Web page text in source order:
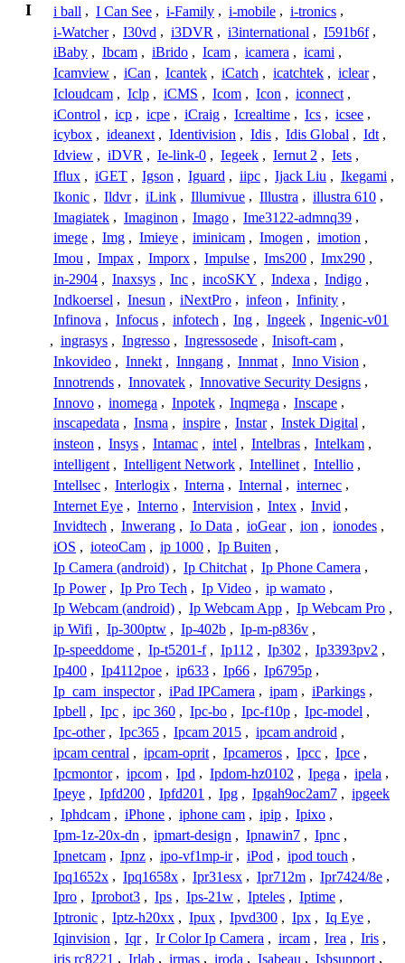
I i ball , I Can See , i-Family , i-mobile , i-tronics ,
i-Watcher , I30vd , i3DVR , i3international , I591b6f ,
iBaby , Ibcam , iBrido , Icam , icamera , icami ,
Icamview , iCan , Icantek , iCatch , icatchtek , iclear ,
Icloudcam , Iclp , iCMS , Icom , Icon , iconnect ,
iControl , icp , icpe , iCraig , Icrealtime , Ics , icsee ,
icybox , ideanext , Identivision , Idis , Idis Global , Idt ,
Idview , iDVR , Ie-link-0 , Iegeek , Iernut 2 , Iets ,
Iflux , iGET , Igson , Iguard , iipc , Ijack Liu , Ikegami ,
Ikonic , Ildvr , iLink , Illumivue , Illustra , illustra 610 ,
Imagiatek , Imaginon , Imago , Ime3122-admnq39 ,
imege , Img , Imieye , iminicam , Imogen , imotion ,
Imou , Impax , Imporx , Impulse , Ims200 , Imx290 ,
in-2904 , Inaxsys , Inc , incoSKY , Indexa , Indigo ,
Indkoersel , Inesun , iNextPro , infeon , Infinity ,
Infinova , Infocus , infotech , Ing , Ingeek , Ingenic-v01
, ingrasys , Ingresso , Ingressosede , Inisoft-cam ,
Inkovideo , Innekt , Inngang , Innmat , Inno Vision ,
Innotrends , Innovatek , Innovative Security Designs ,
Innovo , inomega , Inpotek , Inqmega , Inscape ,
inscapedata , Insma , inspire , Instar , Instek Digital ,
insteon , Insys , Intamac , intel , Intelbras , Intelkam ,
intelligent , Intelligent Network , Intellinet , Intellio ,
Intellsec , Interlogix , Interna , Internal , internec ,
Internet Eye , Interno , Intervision , Intex , Invid ,
Invidtech , Inwerang , Io Data , ioGear , ion , ionodes ,
iOS , ioteoCam , ip 1000 , Ip Buiten ,
Ip Camera (android) , Ip Chitchat , Ip Phone Camera ,
Ip Power , Ip Pro Tech , Ip Video , ip wamato ,
Ip Webcam (android) , Ip Webcam App , Ip Webcam Pro ,
ip Wifi , Ip-300ptw , Ip-402b , Ip-m-p836v ,
Ip-speeddome , Ip-t5201-f , Ip112 , Ip302 , Ip3393pv2 ,
Ip400 , Ip4112poe , ip633 , Ip66 , Ip6795p ,
Ip_cam_inspector , iPad IPCamera , ipam , iParkings ,
Ipbell , Ipc , ipc 360 , Ipc-bo , Ipc-f10p , Ipc-model ,
Ipc-other , Ipc365 , Ipcam 2015 , ipcam android ,
ipcam central , ipcam-oprit , Ipcameros , Ipcc , Ipce ,
Ipcmontor , ipcom , Ipd , Ipdom-hz0102 , Ipega , ipela ,
Ipeye , Ipfd200 , Ipfd201 , Ipg , Ipgah9oc2am7 , ipgeek
, Iphdcam , iPhone , iphone cam , ipip , Ipixo ,
Ipm-1z-20x-dn , ipmart-design , Ipnawin7 , Ipnc ,
Ipnetcam , Ipnz , ipo-vf1mp-ir , iPod , ipod touch ,
Ipq1652x , Ipq1658x , Ipr31esx , Ipr712m , Ipr7424/8e ,
Ipro , Iprobot3 , Ips , Ips-21w , Ipteles , Iptime ,
Iptronic , Iptz-h20xx , Ipux , Ipvd300 , Ipx , Iq Eye ,
Iqinvision , Iqr , Ir Color Ip Camera , ircam , Irea , Iris ,
iris rc8221 , Irlab , irmas , iroda , Isabeau , Isbsupport ,